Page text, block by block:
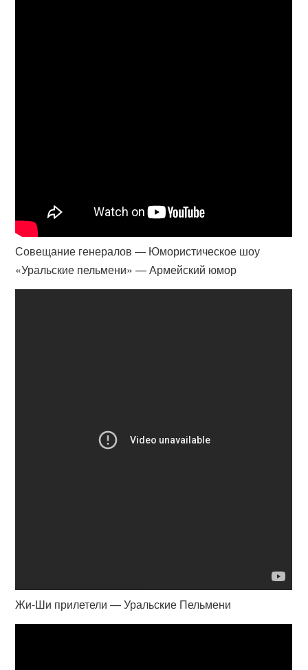
Совещание генералов — Юмористическое шоу
«Уральские пельмени» — Армейский юмор
Жи-Ши прилетели — Уральские Пельмени